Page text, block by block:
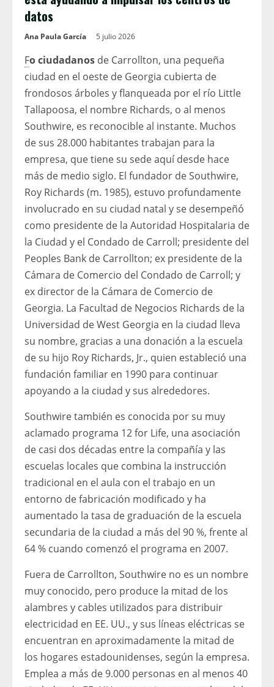
datos
Ana Paula García 5 julio 2026
Fo ciudadanos de Carrollton, una pequeña
ciudad en el oeste de Georgia cubierta de
frondosos árboles y flanqueada por el río Little
Tallapoosa, el nombre Richards, o al menos
Southwire, es reconocible al instante. Muchos
de sus 28.000 habitantes trabajan para la
empresa, que tiene su sede aquí desde hace
más de medio siglo. El fundador de Southwire,
Roy Richards (m. 1985), estuvo profundamente
involucrado en su ciudad natal y se desempeñó
como presidente de la Autoridad Hospitalaria de
la Ciudad y el Condado de Carroll; presidente del
Peoples Bank de Carrollton; ex presidente de la
Cámara de Comercio del Condado de Carroll; y
ex director de la Cámara de Comercio de
Georgia. La Facultad de Negocios Richards de la
Universidad de West Georgia en la ciudad lleva
su nombre, gracias a una donación a la escuela
de su hijo Roy Richards, Jr., quien estableció una
fundación familiar en 1990 para continuar
apoyando a la ciudad y sus alrededores.
Southwire también es conocida por su muy
aclamado programa 12 for Life, una asociación
de casi dos décadas entre la compañía y las
escuelas locales que combina la instrucción
tradicional en el aula con el trabajo en un
entorno de fabricación modificado y ha
aumentado la tasa de graduación de la escuela
secundaria de la ciudad a más del 90 %, frente al
64 % cuando comenzó el programa en 2007.
Fuera de Carrollton, Southwire no es un nombre
muy conocido, pero produce la mitad de los
alambres y cables utilizados para distribuir
electricidad en EE. UU., y sus líneas eléctricas se
encuentran en aproximadamente la mitad de
los hogares estadounidenses, según la empresa.
Emplea a más de 9.000 personas en al menos 40